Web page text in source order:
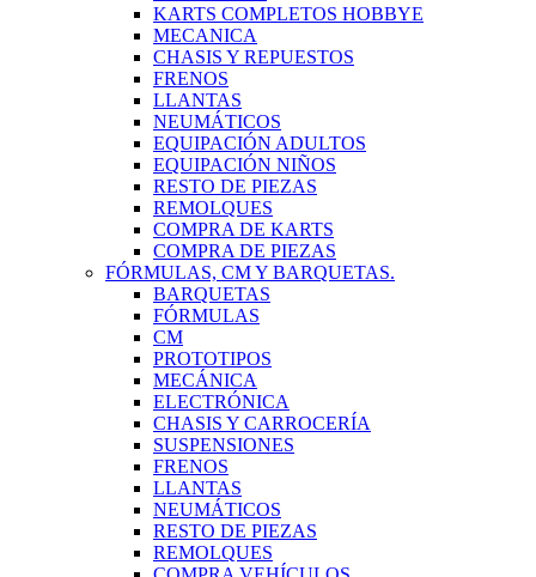
KARTS COMPLETOS HOBBYE
MECANICA
CHASIS Y REPUESTOS
FRENOS
LLANTAS
NEUMÁTICOS
EQUIPACIÓN ADULTOS
EQUIPACIÓN NIÑOS
RESTO DE PIEZAS
REMOLQUES
COMPRA DE KARTS
COMPRA DE PIEZAS
FÓRMULAS, CM Y BARQUETAS.
BARQUETAS
FÓRMULAS
CM
PROTOTIPOS
MECÁNICA
ELECTRÓNICA
CHASIS Y CARROCERÍA
SUSPENSIONES
FRENOS
LLANTAS
NEUMÁTICOS
RESTO DE PIEZAS
REMOLQUES